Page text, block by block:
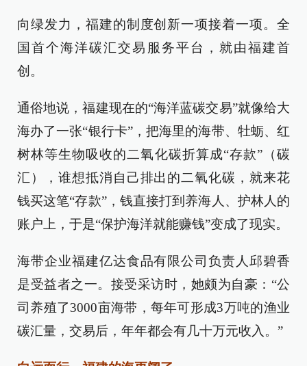
向绿发力，福建的制度创新一项接着一项。全
国首个海洋碳汇交易服务平台，就由福建首
创。
通俗地说，福建现在的“海洋蓝碳交易”就像给大
海办了一张“银行卡”，把海里的海带、牡蛎、红
树林等生物吸收的二氧化碳折算成“存款”（碳
汇），谁想抵消自己排出的二氧化碳，就来花
钱买这笔“存款”，钱直接打到养海人、护林人的
账户上，于是“保护海洋就能赚钱”变成了现实。
海带企业福建亿达食品有限公司负责人邱碧香
是受益者之一。接受采访时，她颇为自豪：“公
司养殖了3000亩海带，每年可形成3万吨的渔业
碳汇量，交易后，年年都会有几十万元收入。”